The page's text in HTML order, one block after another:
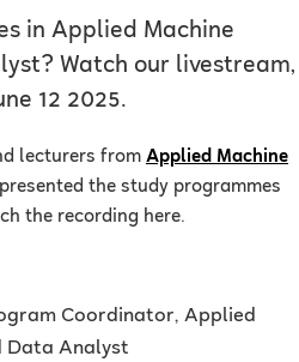
in Applied Machine
Watch our livestream,
12 2025.
lecturers from Applied Machine
presented the study programmes
the recording here.
Coordinator, Applied
Data Analyst